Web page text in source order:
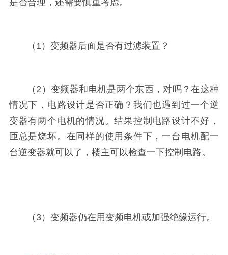
是否合理，还需要慎重考虑。
（1）变频器后面是否有过滤装置？
（2）变频器和电机是两个东西，对吗？在这种
情况下，电路设计是否正确？我们也遇到过一个逆
变器有两个电机的情况。结果控制电路设计不好，
匝总是烧坏。在同样的使用条件下，一台电机配一
台逆变器就可以了，楼主可以检查一下控制电路。
（3）变频器仍在用变频电机或加强绝缘运行。